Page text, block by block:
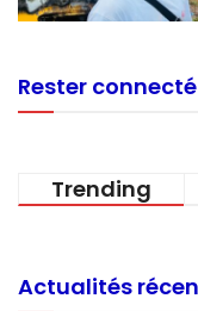
Rester connecté
Trending
Actualités